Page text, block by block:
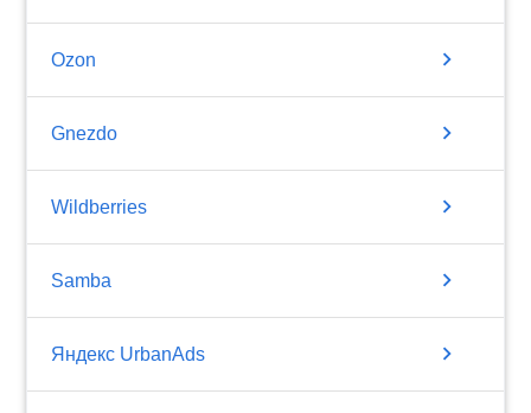
Ozon chevron_right
Gnezdo chevron_right
Wildberries chevron_right
Samba chevron_right
Яндекс UrbanAds chevron_right